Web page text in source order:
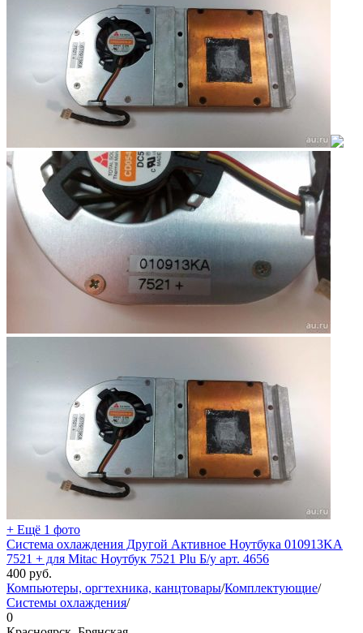
+ Ещё 1 фото
Система охлаждения Другой Активное Ноутбука 010913KA
7521 + для Mitac Ноутбук 7521 Plu Б/у арт. 4656
400 руб.
Компьютеры, оргтехника, канцтовары/Комплектующие/
Системы охлаждения/
0